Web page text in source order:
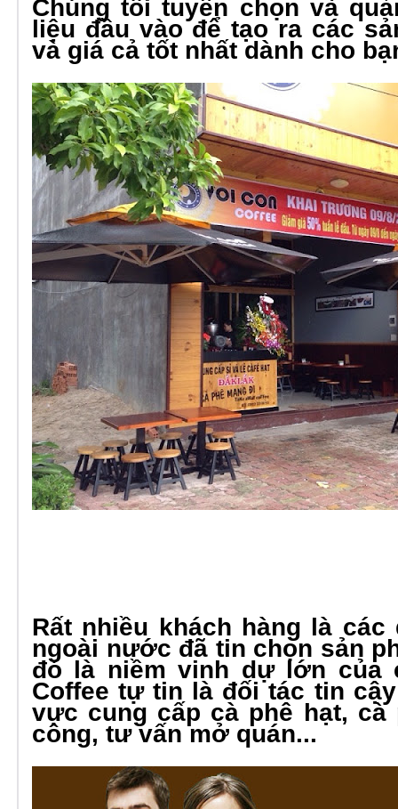
Chúng tôi tuyển chọn và
liệu đầu vào để tạo ra các
và giá cả tốt nhất dành cho
Rất nhiều khách hàng là các
ngoài nước đã tin chọn sản
đó là niềm vinh dự lớn của
Coffee tự tin là đối tác tin
vực cung cấp cà phê hạt, cà
công, tư vấn mở quán...